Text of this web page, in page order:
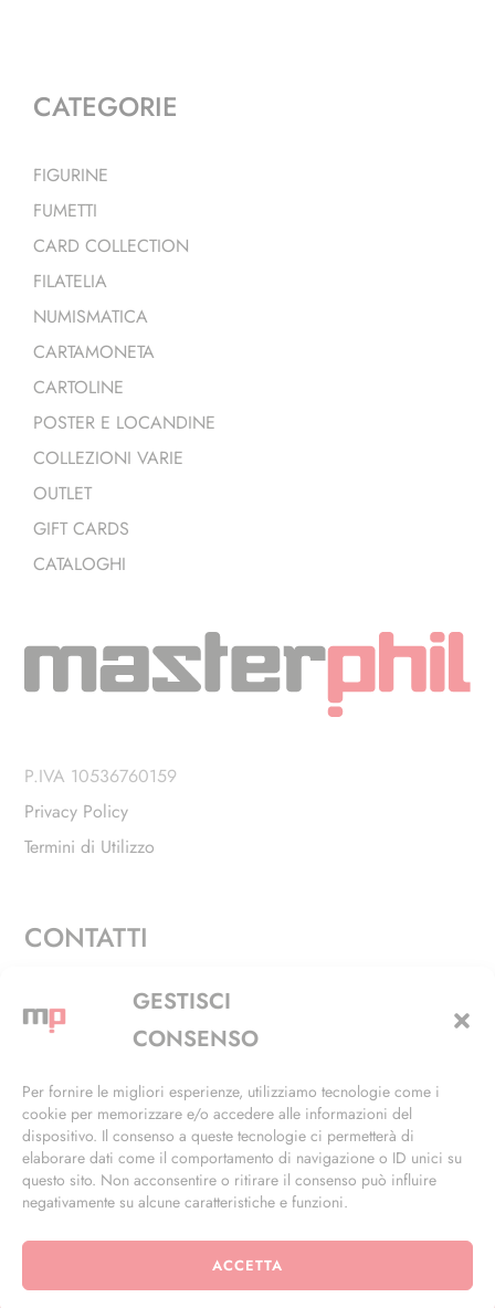
GESTISCI
CONSENSO
Per fornire le migliori esperienze, utilizziamo tecnologie come i
cookie per memorizzare e/o accedere alle informazioni del
dispositivo. Il consenso a queste tecnologie ci permetterà di
elaborare dati come il comportamento di navigazione o ID unici su
questo sito. Non acconsentire o ritirare il consenso può influire
negativamente su alcune caratteristiche e funzioni.
ACCETTA
CATEGORIE
FIGURINE
FUMETTI
CARD COLLECTION
FILATELIA
NUMISMATICA
CARTAMONETA
CARTOLINE
POSTER E LOCANDINE
COLLEZIONI VARIE
OUTLET
GIFT CARDS
CATALOGHI
P.IVA 10536760159
Privacy Policy
Termini di Utilizzo
CONTATTI
Via Alfieri, 27 - Trezzano Sul Naviglio (MI)
+39 02 4846 3155
info@masterphil.it